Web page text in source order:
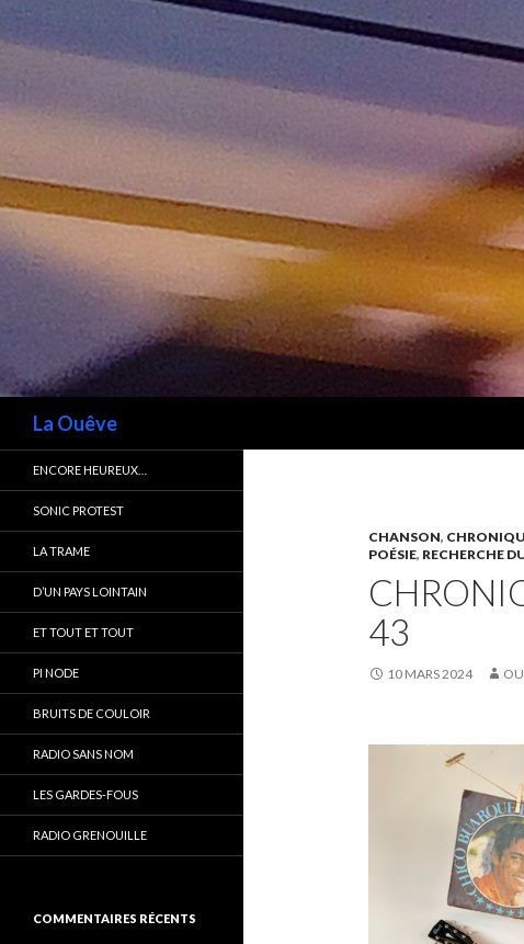
La Ouêve
CHANSON,
POÉSIE, RECHERCHE
43
10 MARS 2024
ENCORE HEUREUX…
SONIC PROTEST
LA TRAME
D’UN PAYS LOINTAIN
ET TOUT ET TOUT
PI NODE
BRUITS DE COULOIR
RADIO SANS NOM
LES GARDES-FOUS
RADIO GRENOUILLE
COMMENTAIRES RÉCENTS